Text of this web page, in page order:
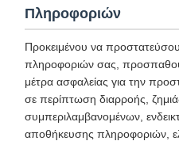
Πληροφοριών
Προκειμένου να
πληροφοριών σας,
μέτρα ασφαλείας για την
σε περίπτωση διαρροής,
συμπεριλαμβανομένων,
αποθήκευσης πληροφοριών,